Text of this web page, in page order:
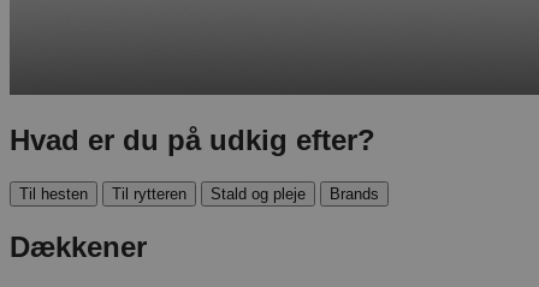
Hvad er du på udkig efter?
Til hesten Til rytteren Stald og pleje Brands
Dækkener